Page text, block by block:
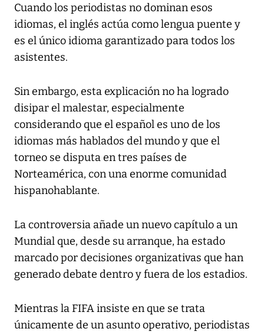
Cuando los periodistas no dominan esos
idiomas, el inglés actúa como lengua puente y
es el único idioma garantizado para todos los
asistentes.
Sin embargo, esta explicación no ha logrado
disipar el malestar, especialmente
considerando que el español es uno de los
idiomas más hablados del mundo y que el
torneo se disputa en tres países de
Norteamérica, con una enorme comunidad
hispanohablante.
La controversia añade un nuevo capítulo a un
Mundial que, desde su arranque, ha estado
marcado por decisiones organizativas que han
generado debate dentro y fuera de los estadios.
Mientras la FIFA insiste en que se trata
únicamente de un asunto operativo, periodistas